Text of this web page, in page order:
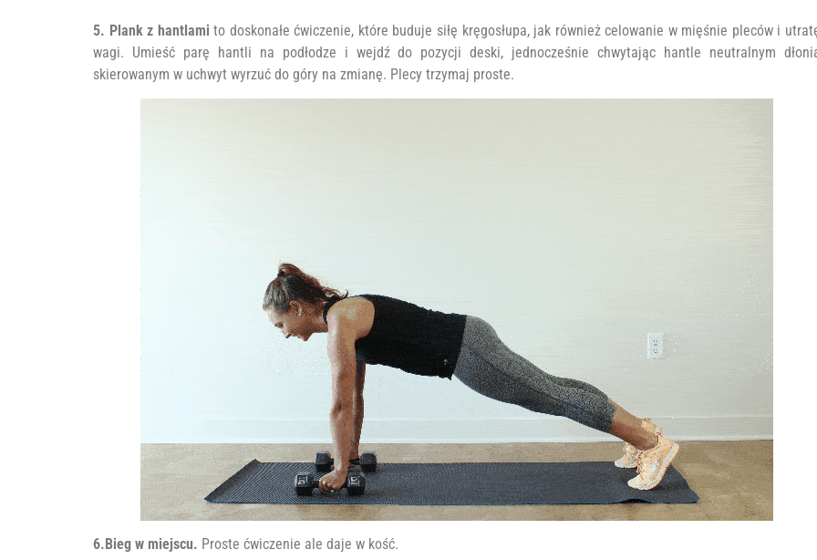
5. Plank z hantlami to doskonałe ćwiczenie, które buduje siłę kręgosłupa, jak również celowanie w mięśnie pleców i
wagi. Umieść parę hantli na podłodze i wejdź do pozycji deski, jednocześnie chwytając hantle neutralnym
skierowanym w uchwyt wyrzuć do góry na zmianę. Plecy trzymaj proste.
6.Bieg w miejscu. Proste ćwiczenie ale daje w kość.